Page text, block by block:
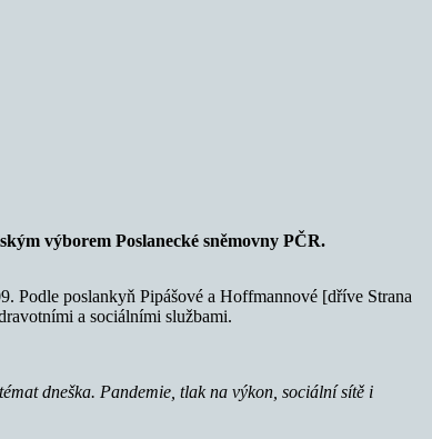
výborem Poslanecké sněmovny PČR.
Podle poslankyň Pipášové a Hoffmannové [dříve Strana
a sociálními službami.
dneška. Pandemie, tlak na výkon, sociální sítě i